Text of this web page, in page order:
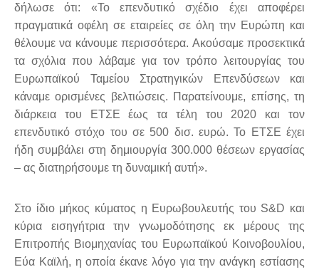
δήλωσε ότι: «Το επενδυτικό σχέδιο έχει αποφέρει
πραγματικά οφέλη σε εταιρείες σε όλη την Ευρώπη και
θέλουμε να κάνουμε περισσότερα. Ακούσαμε προσεκτικά
τα σχόλια που λάβαμε για τον τρόπο λειτουργίας του
Ευρωπαϊκού Ταμείου Στρατηγικών Επενδύσεων και
κάναμε ορισμένες βελτιώσεις. Παρατείνουμε, επίσης, τη
διάρκεια του ΕΤΣΕ έως τα τέλη του 2020 και τον
επενδυτικό στόχο του σε 500 δισ. ευρώ. Το ΕΤΣΕ έχει
ήδη συμβάλει στη δημιουργία 300.000 θέσεων εργασίας
– ας διατηρήσουμε τη δυναμική αυτή».
Στο ίδιο μήκος κύματος η Ευρωβουλευτής του S&D και
κύρια εισηγήτρια την γνωμοδότησης εκ μέρους της
Επιτροπής Βιομηχανίας του Ευρωπαϊκού Κοινοβουλίου,
Εύα Καϊλή, η οποία έκανε λόγο για την ανάγκη εστίασης